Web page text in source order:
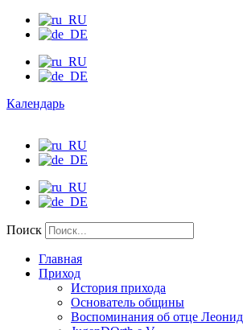
Календарь
Поиск
Главная
Приход
История прихода
Основатель общины
Воспоминания об отце